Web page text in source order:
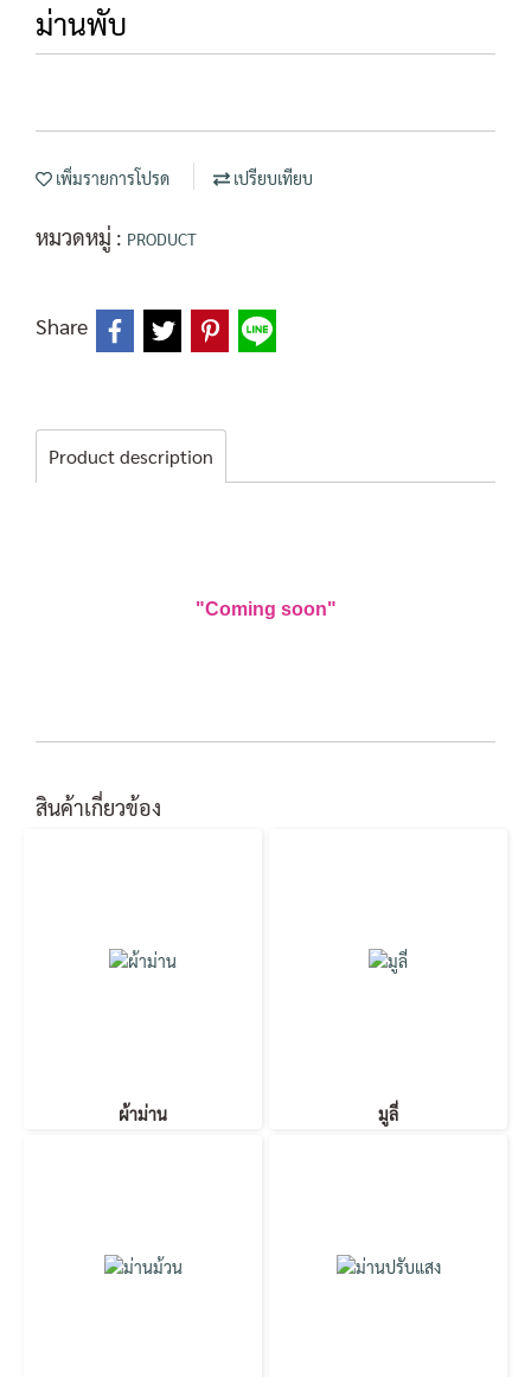
ม่านพับ
เพิ่มรายการโปรด เปรียบเทียบ
หมวดหมู่ : PRODUCT
Share
Product description
"Coming soon"
สินค้าเกี่ยวข้อง
ผ้าม่าน มูลี่